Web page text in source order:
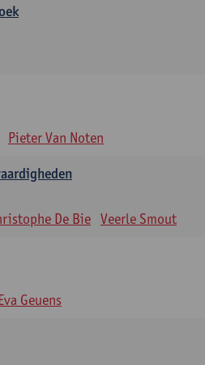
Pieter Van Noten
De Bie Veerle Smout
Geuens